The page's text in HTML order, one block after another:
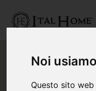
Noi
Questo sito